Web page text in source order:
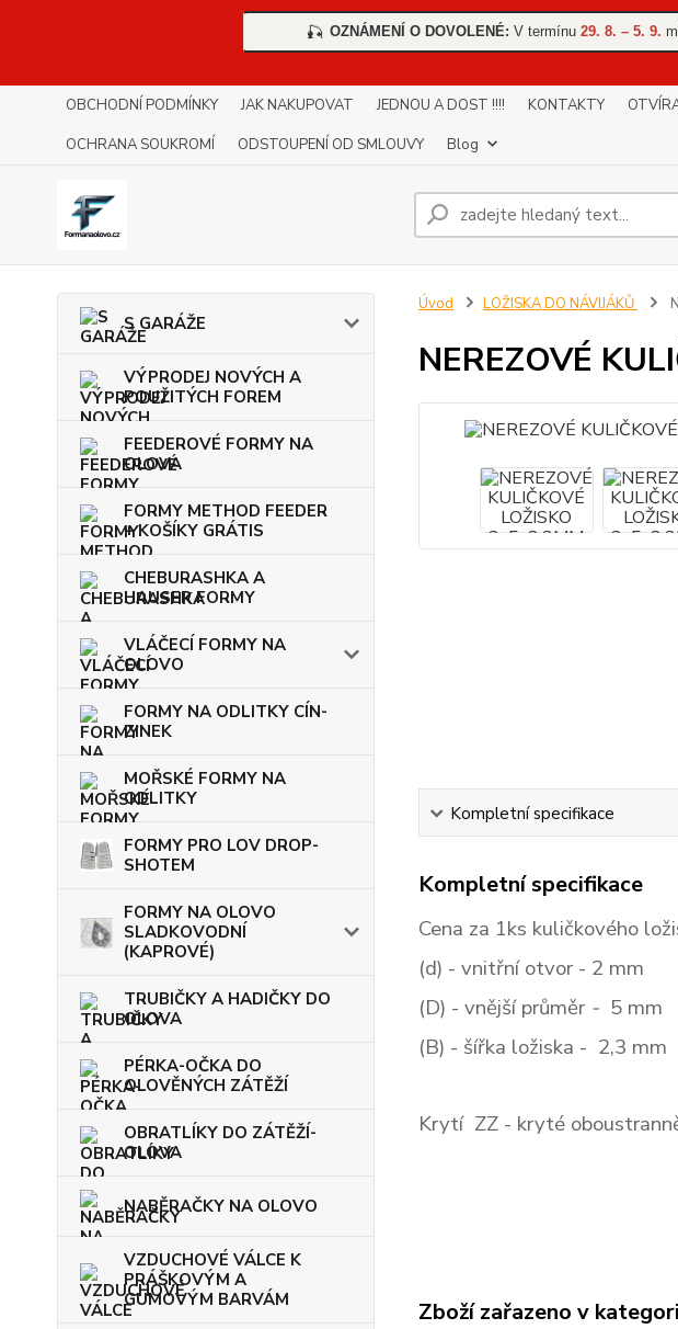
🎣 OZNÁMENÍ O DOVOLENÉ: V termínu 29. 8. – 5. 9.
OBCHODNÍ PODMÍNKY JAK NAKUPOVAT JEDNOU A DOST !!!! KONTAKTY
OCHRANA SOUKROMÍ
ODSTOUPENÍ OD SMLOUVY Blog
S GARÁŽE
VÝPRODEJ NOVÝCH A
POUŽITÝCH FOREM
FEEDEROVÉ FORMY NA
OLOVA
FORMY METHOD FEEDER
+ KOŠÍKY GRÁTIS
CHEBURASHKA A
HAUSER FORMY
VLÁČECÍ FORMY NA
OLOVO
FORMY NA ODLITKY CÍN-
ZINEK
MOŘSKÉ FORMY NA
ODLITKY
FORMY PRO LOV DROP-
SHOTEM
FORMY NA OLOVO
SLADKOVODNÍ
(KAPROVÉ)
TRUBIČKY A HADIČKY DO
OLOVA
PÉRKA-OČKA DO
OLOVĚNÝCH ZÁTĚŽÍ
OBRATLÍKY DO ZÁTĚŽÍ-
OLOVA
NABĚRAČKY NA OLOVO
VZDUCHOVÉ VÁLCE K
PRÁŠKOVÝM A
GUMOVÝM BARVÁM
Úvod LOŽISKA DO NÁVIJÁKŮ
NEREZOVÉ
Kompletní specifikace
Kompletní specifikace
Cena za 1ks kuličkového
(d) - vnitřní otvor - 2 mm
(D) - vnější průměr - 5 mm
(B) - šířka ložiska - 2,3 mm
Krytí ZZ- kryté
Zboží zařazeno v